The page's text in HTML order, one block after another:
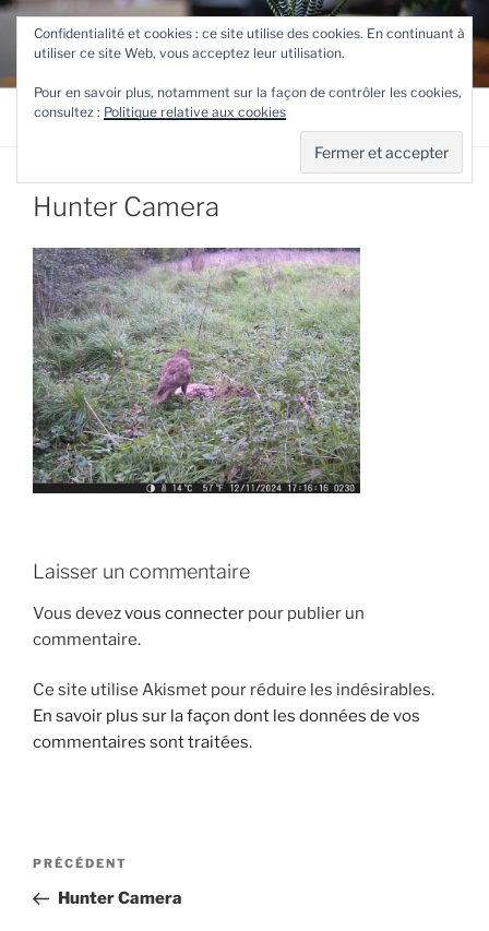
Aller
contenu
principal
TETEVE.FR
Le site de Teteve
Menu
Hunter Camera
Laisser un commentaire
Vous devezvous connecter pour publier un
commentaire.
Ce site utilise Akismet pour réduire les indésirables.
En savoir plus sur la façon dont les données de vos
commentaires sont traitées.
Navigation
l’article
Article
précédent
PRÉCÉDENT
Hunter Camera
Confidentialité et cookies : ce site utilise des cookies. En continuant à
utiliser ce site Web, vous acceptez leur utilisation.
Pour en savoir plus, notamment sur la façon de contrôler les cookies,
consultez : Politique relative aux cookies